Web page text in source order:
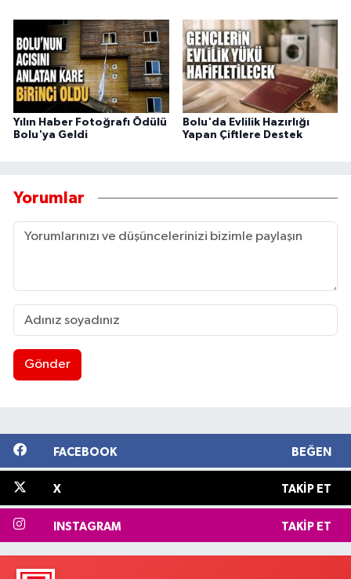
Yılın Haber Fotoğrafı Ödülü
Bolu'ya Geldi
Bolu'da Evlilik Hazırlığı
Yapan Çiftlere Destek
Yorumlar
Gönder
FACEBOOK BEĞEN
X TAKIP ET
INSTAGRAM TAKIP ET